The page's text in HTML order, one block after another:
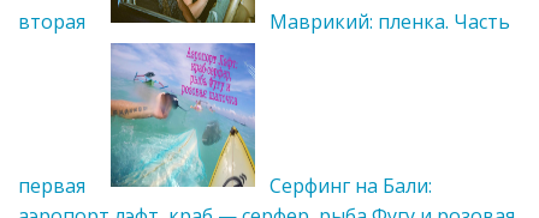
вторая Маврикий: пленка. Часть
первая
Серфинг на Бали: